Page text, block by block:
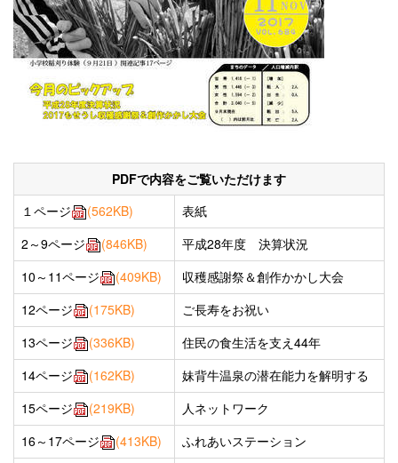
PDFで内容をご覧いただけます
１ページ
(562KB)
表紙
2～9ページ
(846KB)
平成28年度 決算状況
10～11ページ
(409KB)
収穫感謝祭＆創作かかし大会
12ページ
(175KB)
ご長寿をお祝い
13ページ
(336KB)
住民の食生活を支え44年
14ページ
(162KB)
妹背牛温泉の潜在能力を解明する
15ページ
(219KB)
人ネットワーク
16～17ページ
(413KB)
ふれあいステーション